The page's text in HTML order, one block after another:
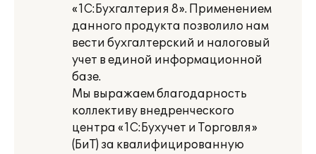
«1С:Бухгалтерия 8». Применением
данного продукта позволило нам
вести бухгалтерский и налоговый
учет в единой информационной
базе.
Мы выражаем благодарность
коллективу внедренческого
центра «1С:Бухучет и Торговля»
(БиТ) за квалифицированную